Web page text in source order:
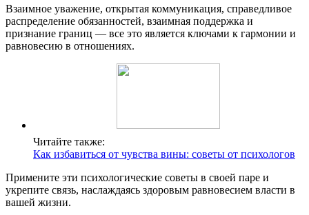
Взаимное уважение, открытая коммуникация, справедливое
распределение обязанностей, взаимная поддержка и
признание границ — все это является ключами к гармонии и
равновесию в отношениях.
Читайте также:
Как избавиться от чувства вины: советы от психологов
Примените эти психологические советы в своей паре и
укрепите связь, наслаждаясь здоровым равновесием власти в
вашей жизни.